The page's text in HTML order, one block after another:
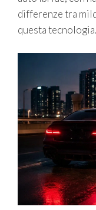
differenze tra
questa tecnologia.